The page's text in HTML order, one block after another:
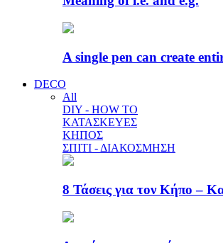
A single pen can create
DECO
All
DIY - HOW TO
ΚΑΤΑΣΚΕΥΕΣ
ΚΗΠΟΣ
ΣΠΙΤΙ - ΔΙΑΚΟΣΜΗΣΗ
8 Τάσεις για τον Κήπο –